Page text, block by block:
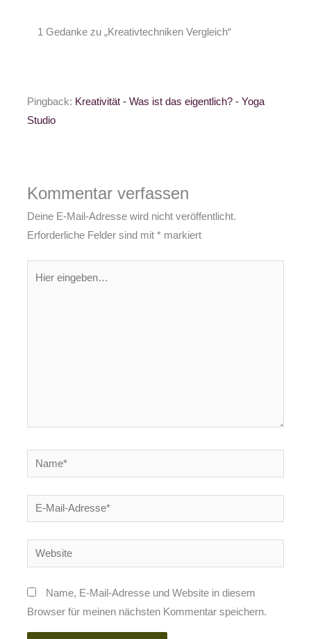
1 Gedanke zu „Kreativtechniken Vergleich“
Pingback: Kreativität - Was ist das eigentlich? - Yoga
Studio
Kommentar verfassen
Deine E-Mail-Adresse wird nicht veröffentlicht.
Erforderliche Felder sind mit* markiert
Name*
E-
Mail-
Adresse*
Website
Name, E-Mail-Adresse und Website in diesem
Browser für meinen nächsten Kommentar speichern.